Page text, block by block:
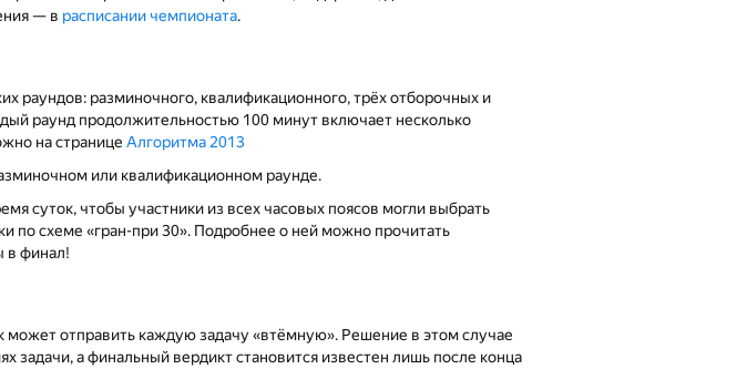
— в расписании чемпионата.
раундов: разминочного, квалификационного, трёх отборочных и
раунд продолжительностью 100 минут включает несколько
на странице Алгоритма 2013
или квалификационном раунде.
суток, чтобы участники из всех часовых поясов могли выбрать
по схеме «гран-при 30». Подробнее о ней можно прочитать
в финал!
может отправить каждую задачу «втёмную». Решение в этом случае
задачи, а финальный вердикт становится известен лишь после конца